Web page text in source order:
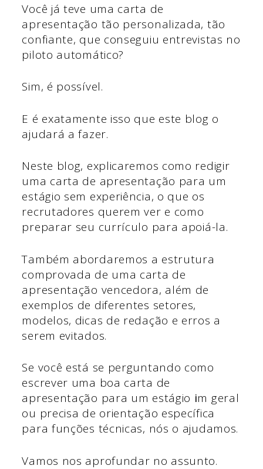
Você já teve uma carta de
apresentação tão personalizada, tão
confiante, que conseguiu entrevistas no
piloto automático?
Sim, é possível.
E é exatamente isso que este blog o
ajudará a fazer.
Neste blog, explicaremos como redigir
uma carta de apresentação para um
estágio sem experiência, o que os
recrutadores querem ver e como
preparar seu currículo para apoiá-la.
Também abordaremos a estrutura
comprovada de uma carta de
apresentação vencedora, além de
exemplos de diferentes setores,
modelos, dicas de redação e erros a
serem evitados.
Se você está se perguntando como
escrever uma boa carta de
apresentação para um estágio im geral
ou precisa de orientação específica
para funções técnicas, nós o ajudamos.
Vamos nos aprofundar no assunto.